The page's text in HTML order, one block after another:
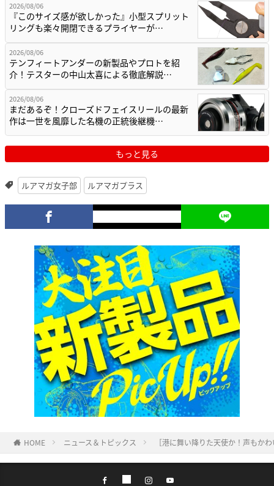
2026/08/06
『このサイズ感が欲しかった』小型スプリット
リングも楽々開閉できるプライヤーが…
2026/08/06
テンフィートアンダーの新製品やプロトを紹
介！テスターの中山太喜による徹底解説…
2026/08/06
まだあるぞ！クローズドフェイスリールの最新
作は一世を風靡した名機の正統後継機…
もっと見る
ルアマガ女子部 ルアマガプラス
HOME ニュース＆トピックス ［港に舞い降りた天使か！声もか